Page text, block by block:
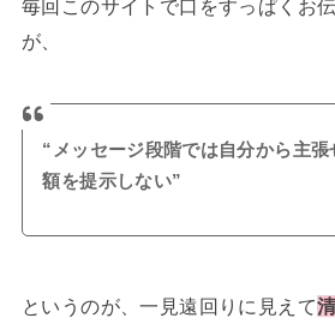
毎回このサイトで口をすっぱくお
が、
“メッセージ段階では自分から主
額を提示しない”
というのが、一見遠回りに見えて